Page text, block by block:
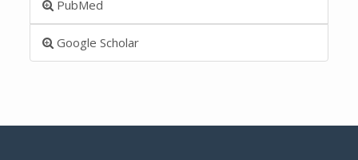
PubMed
Google Scholar